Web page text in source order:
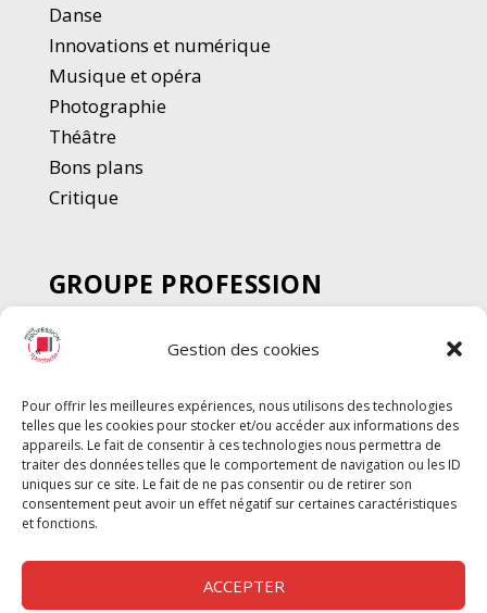
Gestion des cookies
Pour offrir les meilleures expériences, nous utilisons des technologies
telles que les cookies pour stocker et/ou accéder aux informations des
appareils. Le fait de consentir à ces technologies nous permettra de
traiter des données telles que le comportement de navigation ou les ID
uniques sur ce site. Le fait de ne pas consentir ou de retirer son
consentement peut avoir un effet négatif sur certaines caractéristiques
et fonctions.
ACCEPTER
Danse
Innovations et numérique
Musique et opéra
Photographie
Théâtre
Bons plans
Critique
GROUPE PROFESSION
SPECTACLE
Chèque Intermittents
Chèque Compta
Chèque Emploi Spectacle
G-Pods
Profession Audio-visuel